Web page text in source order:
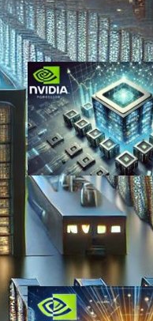
AI（人工知能）ニュース｜
NVIDIA
2024年2月14日7:59
Nvidia収益3倍増
ッサ需要でデータ
業が急成長
AI（人工知能）ニュース
2024年5月23日9:52